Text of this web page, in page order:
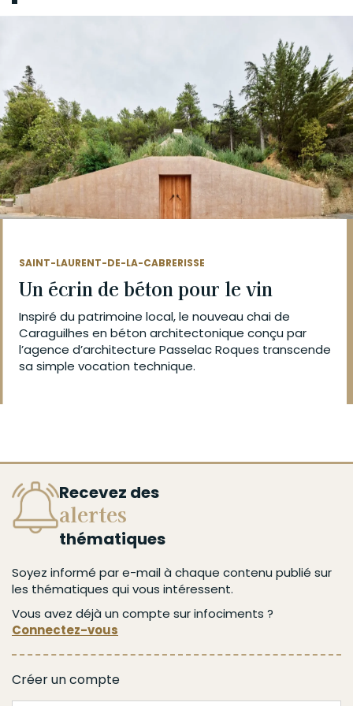
SAINT-LAURENT-DE-LA-CABRERISSE
Un écrin de béton pour le vin
Inspiré du patrimoine local, le nouveau chai de
Caraguilhes en béton architectonique conçu par
l’agence d’architecture Passelac Roques transcende
sa simple vocation technique.
Recevez des
alertes
thématiques
Soyez informé par e-mail à chaque contenu publié sur
les thématiques qui vous intéressent.
Vous avez déjà un compte sur infociments ?
Connectez-vous
Créer un compte